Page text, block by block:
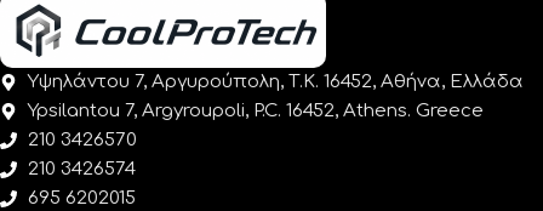
Υψηλάντου 7, Αργυρούπολη, Τ.Κ. 16452, Αθήνα, Ελλάδα
Ypsilantou 7, Argyroupoli, P.C. 16452, Athens. Greece
210 3426570
210 3426574
695 6202015